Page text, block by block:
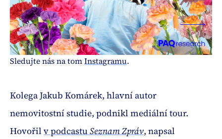
Sledujte nás na tom Instagramu.
Kolega Jakub Komárek, hlavní autor
nemovitostní studie, podnikl mediální tour.
Hovořil v podcastuSeznam Zpráv, napsal